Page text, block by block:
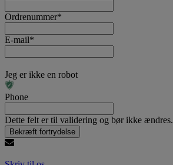
Ordrenummer*
E-mail*
Jeg er ikke en robot
Phone
Dette felt er til validering og bør ikke ændres.